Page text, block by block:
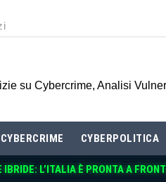
su Cybercrime, Analisi
CYBERCRIME CYBERPOLITICA
L’ITALIA È PRONTA A